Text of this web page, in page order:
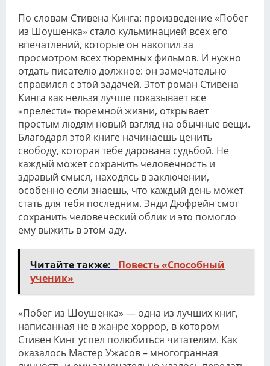
По словам Стивена Кинга: произведение «Побег
из Шоушенка» стало кульминацией всех его
впечатлений, которые он накопил за
просмотром всех тюремных фильмов. И нужно
отдать писателю должное: он замечательно
справился с этой задачей. Этот роман Стивена
Кинга как нельзя лучше показывает все
«прелести» тюремной жизни, открывает
простым людям новый взгляд на обычные вещи.
Благодаря этой книге начинаешь ценить
свободу, которая тебе дарована судьбой. Не
каждый может сохранить человечность и
здравый смысл, находясь в заключении,
особенно если знаешь, что каждый день может
стать для тебя последним. Энди Дюфрейн смог
сохранить человеческий облик и это помогло
ему выжить в этом аду.
Читайте также:
Повесть «Способный
ученик»
«Побег из Шоушенка» — одна из лучших книг,
написанная не в жанре хоррор, в котором
Стивен Кинг успел полюбиться читателям. Как
оказалось Мастер Ужасов – многогранная